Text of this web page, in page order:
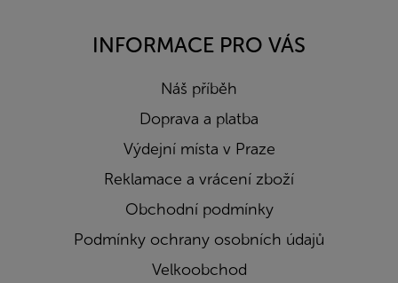
INFORMACE PRO VÁS
Náš příběh
Doprava a platba
Výdejní místa v Praze
Reklamace a vrácení zboží
Obchodní podmínky
Podmínky ochrany osobních údajů
Velkoobchod